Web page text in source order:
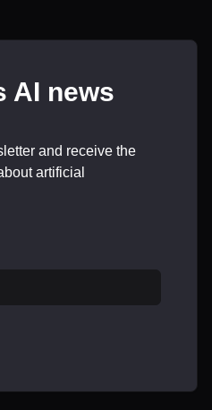
AI news
and receive the
artificial